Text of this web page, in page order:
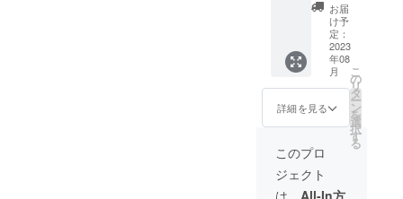
※希望が
あれば
次年度
のフェ
スティ
バルタ
イトル
に企業
(個人)名
支援
ず備考
欄に掲
をお送
り致し
ますの
で、そ
こから
ご予約
くださ
い。
への
「羽」
の支
援。 ラ
ストパ
フォー
マンス
でこの
羽を着
用しパ
フォー
マンス
をして
もらい
お届
け予
定：
2023
年08
月
詳細を見る
こ
の
リ
タ
ー
ン
を
選
択
す
る
このプロ
ジェクト